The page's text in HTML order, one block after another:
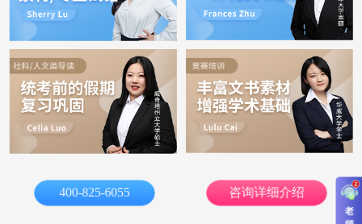
400-825-6055 咨询详细介绍